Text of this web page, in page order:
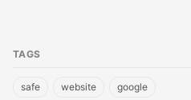
TAGS
safe website google